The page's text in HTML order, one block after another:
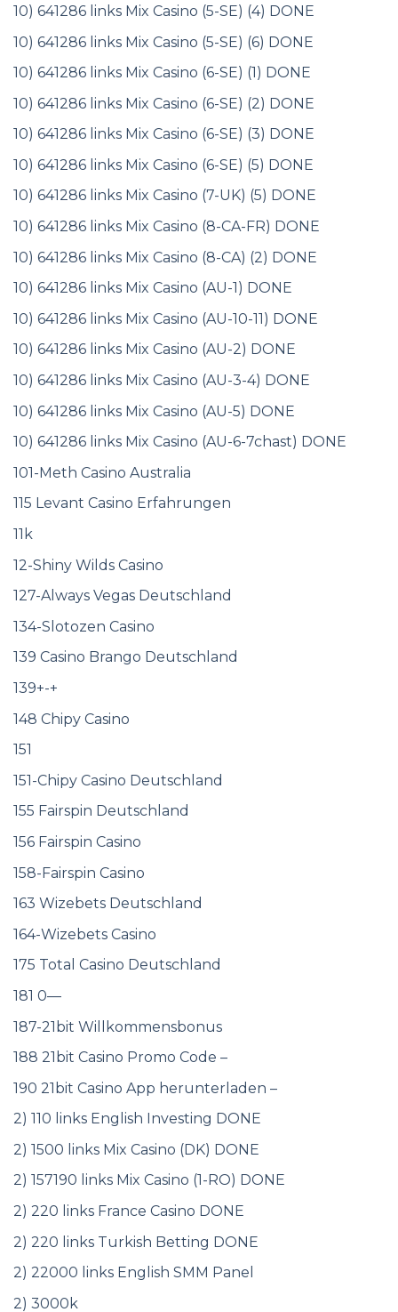
10) 641286 links Mix Casino (5-SE) (4) DONE
10) 641286 links Mix Casino (5-SE) (6) DONE
10) 641286 links Mix Casino (6-SE) (1) DONE
10) 641286 links Mix Casino (6-SE) (2) DONE
10) 641286 links Mix Casino (6-SE) (3) DONE
10) 641286 links Mix Casino (6-SE) (5) DONE
10) 641286 links Mix Casino (7-UK) (5) DONE
10) 641286 links Mix Casino (8-CA-FR) DONE
10) 641286 links Mix Casino (8-CA) (2) DONE
10) 641286 links Mix Casino (AU-1) DONE
10) 641286 links Mix Casino (AU-10-11) DONE
10) 641286 links Mix Casino (AU-2) DONE
10) 641286 links Mix Casino (AU-3-4) DONE
10) 641286 links Mix Casino (AU-5) DONE
10) 641286 links Mix Casino (AU-6-7chast) DONE
101-Meth Casino Australia
115 Levant Casino Erfahrungen
11k
12-Shiny Wilds Casino
127-Always Vegas Deutschland
134-Slotozen Casino
139 Casino Brango Deutschland
139+-+
148 Chipy Casino
151
151-Chipy Casino Deutschland
155 Fairspin Deutschland
156 Fairspin Casino
158-Fairspin Casino
163 Wizebets Deutschland
164-Wizebets Casino
175 Total Casino Deutschland
181 0—
187-21bit Willkommensbonus
188 21bit Casino Promo Code –
190 21bit Casino App herunterladen –
2) 110 links English Investing DONE
2) 1500 links Mix Casino (DK) DONE
2) 157190 links Mix Casino (1-RO) DONE
2) 220 links France Casino DONE
2) 220 links Turkish Betting DONE
2) 22000 links English SMM Panel
2) 3000k